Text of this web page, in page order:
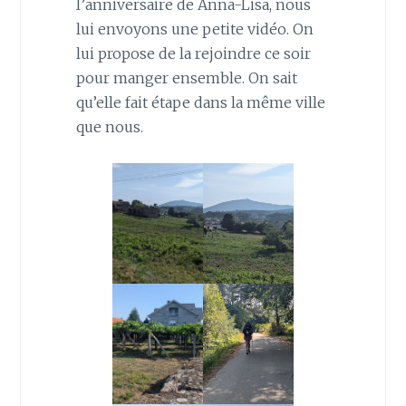
l’anniversaire de Anna-Lisa, nous
lui envoyons une petite vidéo. On
lui propose de la rejoindre ce soir
pour manger ensemble. On sait
qu’elle fait étape dans la même ville
que nous.